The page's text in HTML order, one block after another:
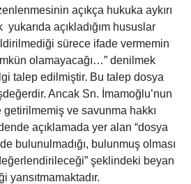
açıkça hukuka aykırı
açıkladığım hususlar
sürece ifade vermemin
olamayacağı…” denilmek
talep edilmiştir. Bu talep dosya
Ancak Sn. İmamoğlu’nun
ve savunma hakkı
açıklamada yer alan “dosya
bulunulmadığı, bulunmuş olması
şeklindeki beyan
yansıtmamaktadır.